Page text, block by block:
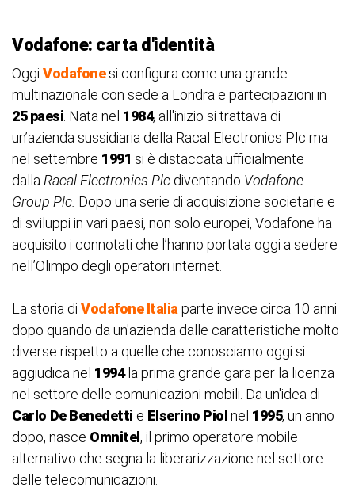
Vodafone: carta d'identità
Oggi Vodafonesi configura come una grande
multinazionale con sede a Londra e partecipazioni in
25 paesi. Nata nel 1984, all'inizio si trattava di
un’azienda sussidiaria della Racal Electronics Plc ma
nel settembre 1991 si è distaccata ufficialmente
dallaRacal Electronics Plc diventando Vodafone
Group Plc. Dopo una serie di acquisizione societarie e
di sviluppi in vari paesi, non solo europei, Vodafone ha
acquisito i connotati che l’hanno portata oggi a sedere
nell’Olimpo degli operatori internet.
La storia di Vodafone Italiaparte invece circa 10 anni
dopo quando da un'azienda dalle caratteristiche molto
diverse rispetto a quelle che conosciamo oggi si
aggiudica nel 1994la prima grande gara per la licenza
nel settore delle comunicazioni mobili. Da un'idea di
Carlo De Benedetti e Elserino Piol nel 1995, un anno
dopo, nasce Omnitel, il primo operatore mobile
alternativo che segna la liberarizzazione nel settore
delle telecomunicazioni.